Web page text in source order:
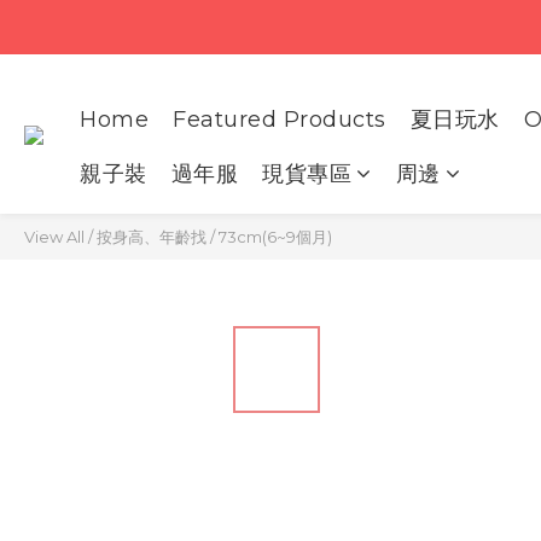
Home Featured Products 夏日玩水
親子裝 過年服 現貨專區 周邊
View All /按身高、年齡找 /73cm(6~9個月)